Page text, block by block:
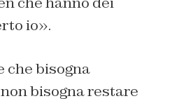
io».
che bisogna
bisogna restare